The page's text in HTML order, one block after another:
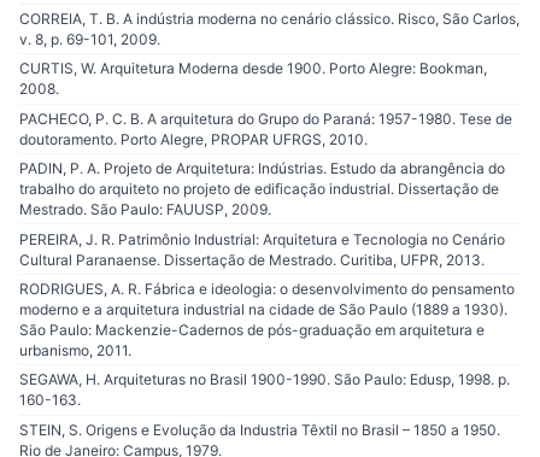
CORREIA, T. B. A indústria moderna no cenário clássico. Risco, São Carlos,
v. 8, p. 69-101, 2009.
CURTIS, W. Arquitetura Moderna desde 1900. Porto Alegre: Bookman,
2008.
PACHECO, P. C. B. A arquitetura do Grupo do Paraná: 1957-1980. Tese de
doutoramento. Porto Alegre, PROPAR UFRGS, 2010.
PADIN, P. A. Projeto de Arquitetura: Indústrias. Estudo da abrangência do
trabalho do arquiteto no projeto de edificação industrial. Dissertação de
Mestrado. São Paulo: FAUUSP, 2009.
PEREIRA, J. R. Patrimônio Industrial: Arquitetura e Tecnologia no Cenário
Cultural Paranaense. Dissertação de Mestrado. Curitiba, UFPR, 2013.
RODRIGUES, A. R. Fábrica e ideologia: o desenvolvimento do pensamento
moderno e a arquitetura industrial na cidade de São Paulo (1889 a 1930).
São Paulo: Mackenzie-Cadernos de pós-graduação em arquitetura e
urbanismo, 2011.
SEGAWA, H. Arquiteturas no Brasil 1900-1990. São Paulo: Edusp, 1998. p.
160-163.
STEIN, S. Origens e Evolução da Industria Têxtil no Brasil – 1850 a 1950.
Rio de Janeiro: Campus, 1979.